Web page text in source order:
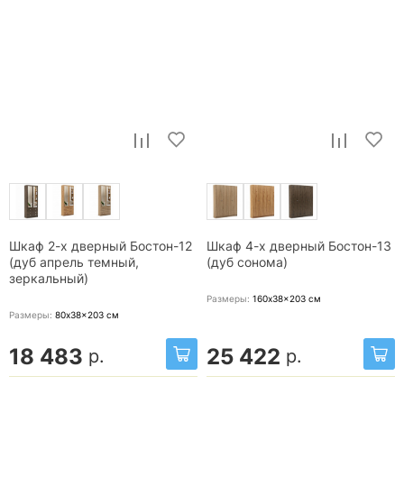
Шкаф 2-х дверный Бостон-12
(дуб апрель темный,
зеркальный)
Размеры: 80x38x203 см
18 483 р.
Шкаф 4-х дверный Бостон-13
(дуб сонома)
Размеры: 160x38x203 см
25 422 р.